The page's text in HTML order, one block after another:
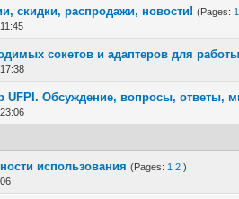
скидки, распродажи, новости! (Pages: 1
сокетов и адаптеров для работы
UFPI. Обсуждение, вопросы, ответы,
использования (Pages: 1 2 )